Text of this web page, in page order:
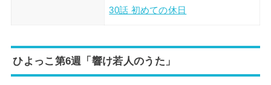
30話 初めての休日
ひよっこ第6週「響け若人のうた」